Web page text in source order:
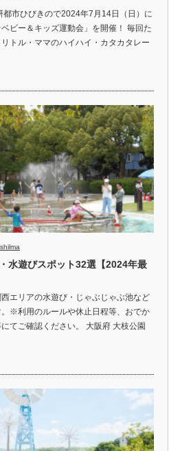
都市ひびきので2024年7月14日（日）に
ビー＆キッズ運動会」を開催！ 毎回た
トル・ママのハイハイ・カタカタレー
水遊びスポット32選【2024年最
エリアの水遊び・じゃぶじゃぶ池など
※利用のルールや休止日程等、おでか
てご確認ください。 大阪府 大枝公園